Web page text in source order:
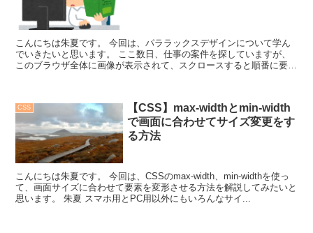
こんにちは朱夏です。 今回は、パララックスデザインについて学ん
でいきたいと思います。 ここ数日、仕事の案件を探していますが、
このブラウザ全体に画像が表示されて、スクロースすると順番に要素
CSS
【CSS】max-widthとmin-width
で画面に合わせてサイズ変更をす
る方法
こんにちは朱夏です。 今回は、CSSのmax-width、min-widthを使っ
て、画面サイズに合わせて要素を変形させる方法を解説してみたいと
思います。 朱夏 スマホ用とPC用以外にもいろんなサイ...